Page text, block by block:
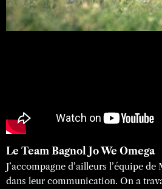
Le Team Bagnol Jo We Omega
J’accompagne d’ailleurs l’équipe
dans leur communication. On a